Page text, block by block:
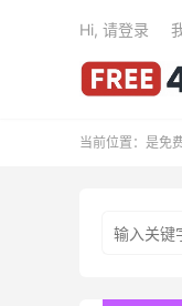
Hi, 请登录
当前位置： 是免